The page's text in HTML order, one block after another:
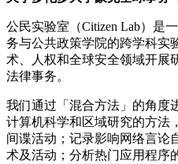
公民实验室（Citizen Lab）是
务与公共政策学院的跨学科实
术、人权和全球安全领域开展
法律事务。
我们通过「混合方法」的角度
计算机科学和区域研究的方法
间谍活动；记录影响网络言论
术及活动；分析热门应用程序